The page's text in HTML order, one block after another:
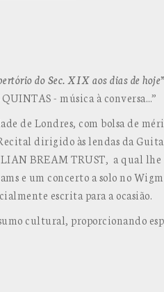
do Sec. XIX aos dias de hoje”
- música à conversa…”
de Londres, com bolsa de
dirigido às lendas da
BREAM TRUST, a qual lhe
e um concerto a solo no
escrita para a ocasião.
cultural, proporcionando